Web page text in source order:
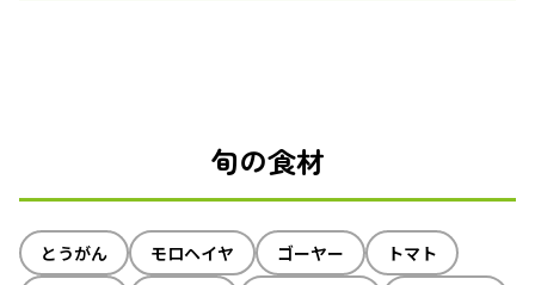
旬の食材
とうがん モロヘイヤ ゴーヤー
トマト